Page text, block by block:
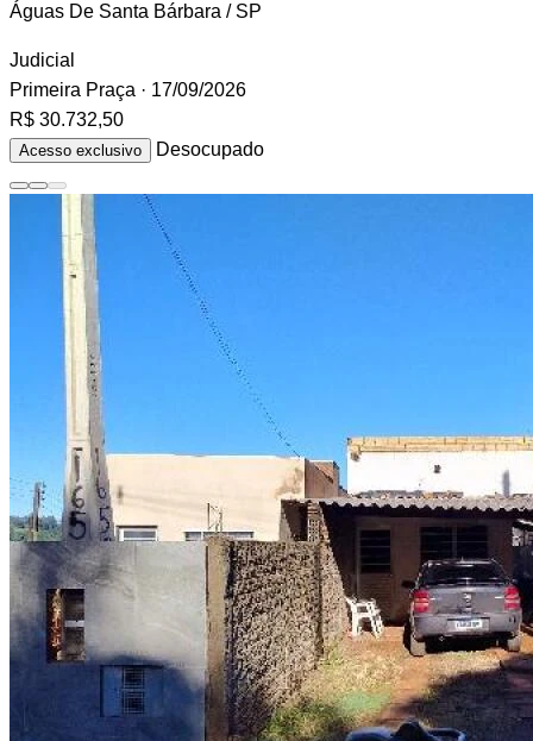
Águas De Santa Bárbara / SP
Judicial
Primeira Praça · 17/09/2026
R$ 30.732,50
Acesso exclusivo Desocupado